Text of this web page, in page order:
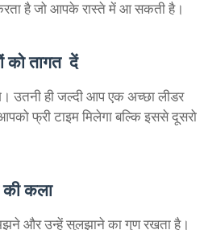
है जो आपके रास्ते में आ सकती है।
तागत दें
उतनी ही जल्दी आप एक अच्छा लीडर
फ्री टाइम मिलेगा बल्कि इससे दूसरो
कला
और उन्हें सुलझाने का गुण रखता है।